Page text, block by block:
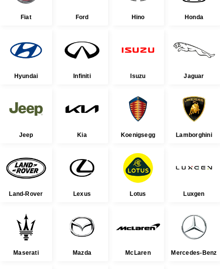
Fiat Ford Hino Honda
Hyundai Infiniti Isuzu Jaguar
Jeep Kia Koenigsegg Lamborghini
Land-Rover Lexus Lotus Luxgen
Maserati Mazda McLaren Mercedes-Benz